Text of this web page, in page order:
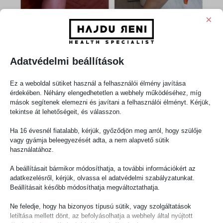
A képen a 2 hetes fogyóverseny győztese: Meseszép
2022.09.09.
renadmin
Tovább olvasom
Adatvédelmi beállítások
×
Ez a weboldal sütiket használ a felhasználói élmény javítása
érdekében. Néhány elengedhetetlen a webhely működéséhez, míg
mások segítenek elemezni és javítani a felhasználói élményt. Kérjük,
tekintse át lehetőségeit, és válasszon.
Ha 16 évesnél fiatalabb, kérjük, győződjön meg arról, hogy szülője
vagy gyámja beleegyezését adta, a nem alapvető sütik
használatához.
A beállításait bármikor módosíthatja, a további információkért az
adatkezelésről, kérjük, olvassa el adatvédelmi szabályzatunkat.
Beállításait később módosíthatja megváltoztathatja.
Ne feledje, hogy ha bizonyos típusú sütik, vagy szolgáltatások
letiltása mellett dönt, az befolyásolhatja a webhely által nyújtott